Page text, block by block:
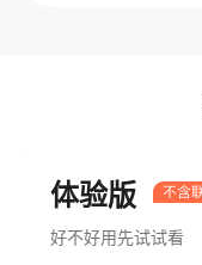
体验版
好不好用先试试看